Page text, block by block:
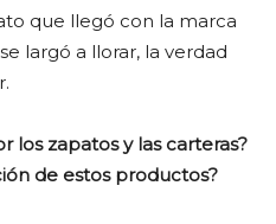
que llegó con la marca
largó a llorar, la verdad
los zapatos y las carteras?
de estos productos?